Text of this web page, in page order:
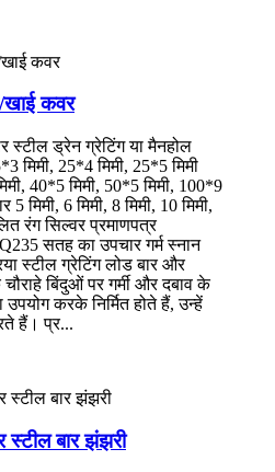
खाई कवर
स्टील ड्रेन ग्रेटिंग या मैनहोल
मिमी, 25*4 मिमी, 25*5 मिमी
40*5 मिमी, 50*5 मिमी, 100*9
5 मिमी, 6 मिमी, 8 मिमी, 10 मिमी,
रंग सिल्वर प्रमाणपत्र
सतह का उपचार गर्म स्नान
स्टील ग्रेटिंग लोड बार और
बिंदुओं पर गर्मी और दबाव के
करके निर्मित होते हैं, उन्हें
हैं। प्र...
स्टील बार झंझरी